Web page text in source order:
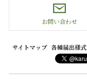
お問い合わせ
サイトマップ 各種届出様式